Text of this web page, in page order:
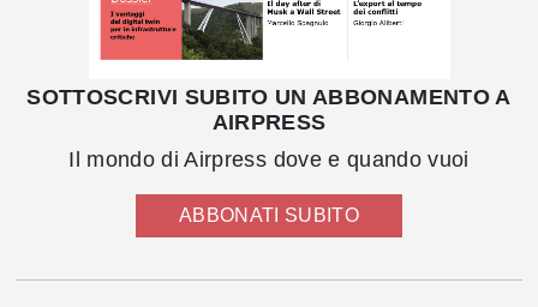
SOTTOSCRIVI SUBITO UN ABBONAMENTO A
AIRPRESS
Il mondo di Airpress dove e quando vuoi
ABBONATI SUBITO